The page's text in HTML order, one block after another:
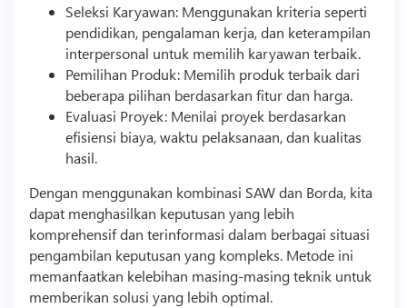
Seleksi Karyawan: Menggunakan kriteria seperti
pendidikan, pengalaman kerja, dan keterampilan
interpersonal untuk memilih karyawan terbaik.
Pemilihan Produk: Memilih produk terbaik dari
beberapa pilihan berdasarkan fitur dan harga.
Evaluasi Proyek: Menilai proyek berdasarkan
efisiensi biaya, waktu pelaksanaan, dan kualitas
hasil.
Dengan menggunakan kombinasi SAW dan Borda, kita
dapat menghasilkan keputusan yang lebih
komprehensif dan terinformasi dalam berbagai situasi
pengambilan keputusan yang kompleks. Metode ini
memanfaatkan kelebihan masing-masing teknik untuk
memberikan solusi yang lebih optimal.